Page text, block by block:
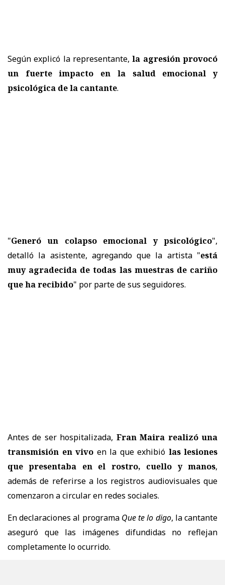
Según explicó la representante,la agresión provocó
un fuerte impacto en la salud emocional y
psicológica de la cantante.
"Generó un colapso emocional y psicológico",
detalló la asistente, agregando que la artista "está
muy agradecida de todas las muestras de cariño
que ha recibido" por parte de sus seguidores.
Antes de ser hospitalizada, Fran Maira realizó una
transmisión en vivo en la que exhibió las lesiones
que presentaba en el rostro, cuello y manos,
además de referirse a los registros audiovisuales que
comenzaron a circular en redes sociales.
En declaraciones al programa Que te lo digo, la cantante
aseguró que las imágenes difundidas no reflejan
completamente lo ocurrido.